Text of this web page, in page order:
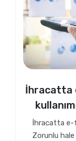
İhracatta
İhracatta e-
Zorunlu